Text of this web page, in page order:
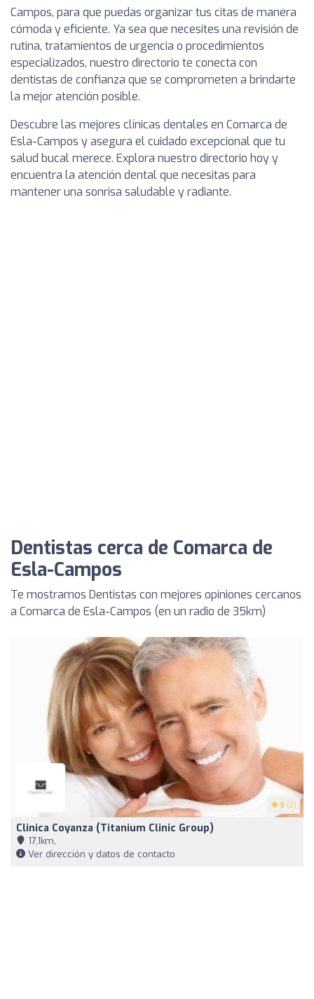
Campos, para que puedas organizar tus citas de manera
cómoda y eficiente. Ya sea que necesites una revisión de
rutina, tratamientos de urgencia o procedimientos
especializados, nuestro directorio te conecta con
dentistas de confianza que se comprometen a brindarte
la mejor atención posible.
Descubre las mejores clínicas dentales en Comarca de
Esla-Campos y asegura el cuidado excepcional que tu
salud bucal merece. Explora nuestro directorio hoy y
encuentra la atención dental que necesitas para
mantener una sonrisa saludable y radiante.
Dentistas cerca de Comarca de
Esla-Campos
Te mostramos Dentistas con mejores opiniones cercanos
a Comarca de Esla-Campos (en un radio de 35km)
5 (2)
Clinica Coyanza (Titanium Clinic Group)
17,1km,
Ver dirección y datos de contacto